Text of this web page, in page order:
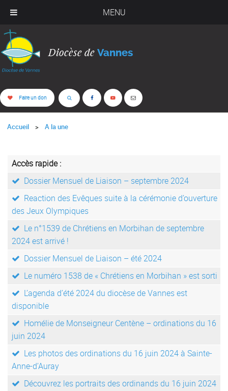
MENU
Diocèse de Vannes
Faire un don
Accueil A la une
Accès rapide :
Dossier Mensuel de Liaison – septembre 2024
Reaction des Evêques suite à la cérémonie d’ouverture
des Jeux Olympiques
Le n°1539 de Chrétiens en Morbihan de septembre
2024 est arrivé !
Dossier Mensuel de Liaison – été 2024
Le numéro 1538 de « Chrétiens en Morbihan » est sorti
L’agenda d’été 2024 du diocèse de Vannes est
disponible
Homélie de Monseigneur Centène – ordinations du 16
juin 2024
Les photos des ordinations du 16 juin 2024 à Sainte-
Anne-d’Auray
Découvrez les portraits des ordinands du 16 juin 2024